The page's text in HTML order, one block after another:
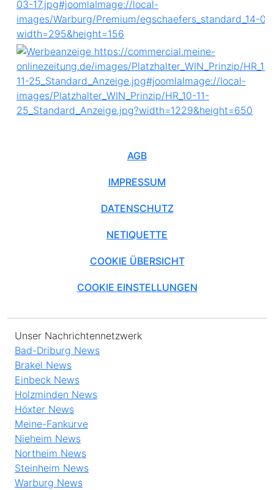
AGB
IMPRESSUM
DATENSCHUTZ
NETIQUETTE
COOKIE ÜBERSICHT
COOKIE EINSTELLUNGEN
Unser Nachrichtennetzwerk
Bad-Driburg News
Brakel News
Einbeck News
Holzminden News
Höxter News
Meine-Fankurve
Nieheim News
Northeim News
Steinheim News
Warburg News